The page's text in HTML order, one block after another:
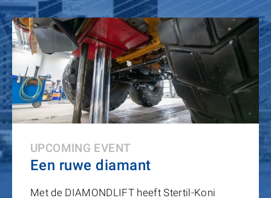
UPCOMING EVENT
Een ruwe diamant
Met de DIAMONDLIFT heeft Stertil-Koni